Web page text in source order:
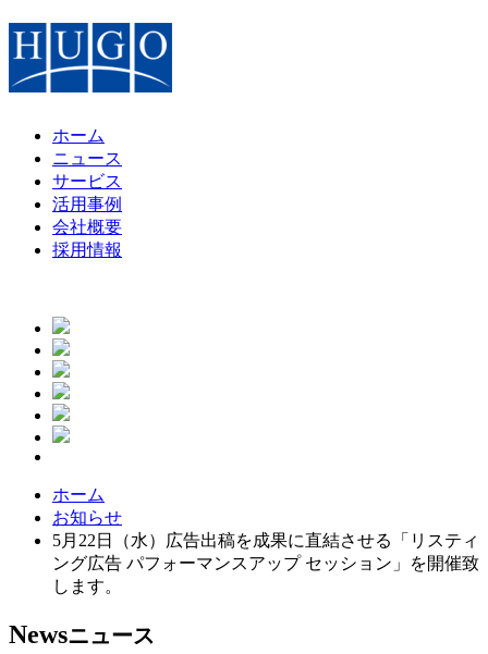
ホーム
ニュース
サービス
活用事例
会社概要
採用情報
ホーム
お知らせ
5月22日（水）広告出稿を成果に直結させる「リスティ
ング広告 パフォーマンスアップ セッション」を開催致
します。
Newsニュース